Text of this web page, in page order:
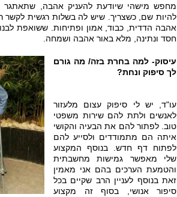
מחפש מישהי שיודעת להעניק אהבה, שתאתגר
להיות שם, כשצריך. שיש לה בשלות רגשית לקשר
אהבה הדדית, כבוד, אמון ופתיחות. ששואפת
חסד ונתינה, מלא באור אהבה ושמחה.
עיסוק- למה בחרת בזה/ מה גורם
לך סיפוק ונחת?
עו"ד, יש לי סיפוק עצום מלעזור
לאנשים ולתת להם שירות משפטי
טוב. לפתור להם את הבעיה והקושי
איתה הם מתמודדים ולסייע להם
לפתוח דף חדש. בנוסף המקצוע
שלי מאפשר גמישות מחשבתית
והטמעת הערכים בהם אני מאמין
זאת בנוסף לעניין הרב שקיים בכל
סיפור אנושי, בסוף זה מקצוע